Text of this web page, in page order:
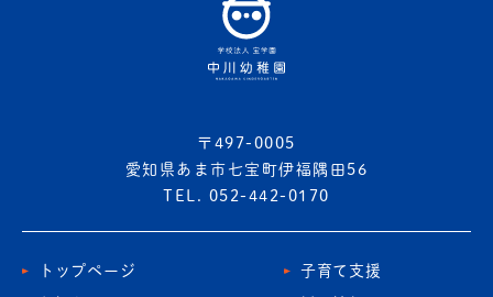
〒497-0005
愛知県あま市七宝町伊福隅田56
TEL. 052-442-0170
トップページ 子育て支援